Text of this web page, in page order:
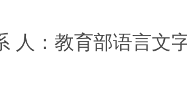
：教育部语言文